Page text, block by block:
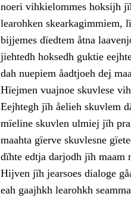
noeri vihkielommes hoksijh
learohken skearkagimmiem,
bijjemes dïedtem åtna
jiehtedh hoksedh guktie
dah nuepiem åadtjoeh dej
Hïejmen vuajnoe skuvlese
Eejhtegh jïh åelieh skuvlem
mïeline skuvlen ulmiej jïh
maahta gïerve skuvlesne
dïhte edtja darjodh jïh maam
Hijven jïh jearsoes dialoge
eah gaajhkh learohkh